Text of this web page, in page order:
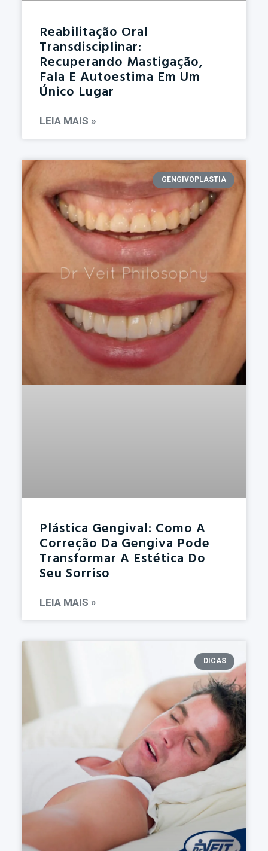
Reabilitação Oral
Transdisciplinar:
Recuperando Mastigação,
Fala E Autoestima Em Um
Único Lugar
LEIA MAIS »
GENGIVOPLASTIA
Plástica Gengival: Como A
Correção Da Gengiva Pode
Transformar A Estética Do
Seu Sorriso
LEIA MAIS »
DICAS